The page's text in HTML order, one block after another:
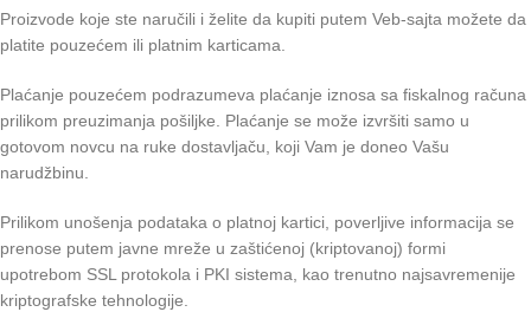
Proizvode koje ste naručili i želite da kupiti putem Veb-sajta možete da
platite pouzećem ili platnim karticama.
Plaćanje pouzećem podrazumeva plaćanje iznosa sa fiskalnog računa
prilikom preuzimanja pošiljke. Plaćanje se može izvršiti samo u
gotovom novcu na ruke dostavljaču, koji Vam je doneo Vašu
narudžbinu.
Prilikom unošenja podataka o platnoj kartici, poverljive informacija se
prenose putem javne mreže u zaštićenoj (kriptovanoj) formi
upotrebom SSL protokola i PKI sistema, kao trenutno najsavremenije
kriptografske tehnologije.